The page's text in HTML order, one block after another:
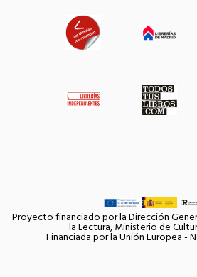
Proyecto financiado por la Dirección
la Lectura, Ministerio de
Financiada por la Unión Europea -